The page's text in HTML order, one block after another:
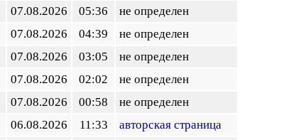
07.08.2026 05:36
не определен
07.08.2026 04:39
не определен
07.08.2026 03:05
не определен
07.08.2026 02:02
не определен
07.08.2026 00:58
не определен
06.08.2026 11:33
авторская страница